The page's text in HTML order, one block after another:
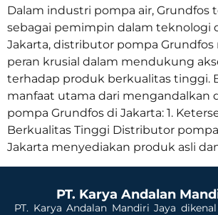
Dalam industri pompa air, Grundfos
sebagai pemimpin dalam teknologi
Jakarta, distributor pompa
peran krusial dalam mendukung
terhadap produk berkualitas tinggi.
manfaat utama dari mengandalkan
pompa Grundfos di Jakarta: 1.
Berkualitas Tinggi Distributor
Jakarta menyediakan produk asli
PT. Karya Andalan
PT. Karya Andalan Mandiri Jaya